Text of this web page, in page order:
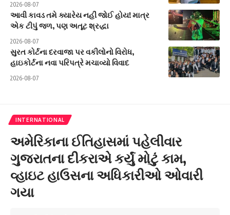
2026-08-07
આવી કાવડ તમે ક્યારેય નહીં જોઈ હોય! માત્ર
એક ટીપું જળ, પણ અતૂટ શ્રદ્ધા
2026-08-07
સુરત કોર્ટના દરવાજા પર વકીલોનો વિરોધ,
હાઇકોર્ટના નવા પરિપત્રે મચાવ્યો વિવાદ
2026-08-07
INTERNATIONAL
અમેરિકાના ઈતિહાસમાં પહેલીવાર
ગુજરાતના દીકરાએ કર્યું મોટું કામ,
વ્હાઇટ હાઉસના અધિકારીઓ ઓવારી
ગયા